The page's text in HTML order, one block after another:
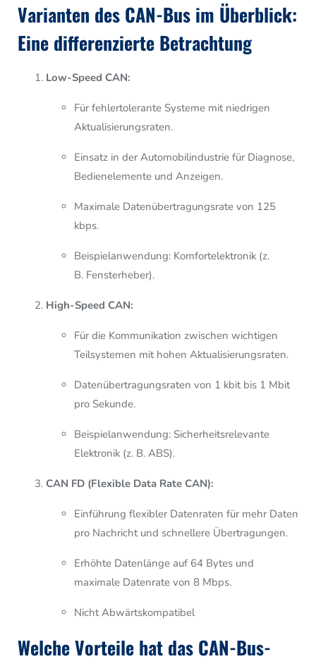
Varianten des CAN-Bus im Überblick:
Eine differenzierte Betrachtung
Low-Speed CAN:
Für fehlertolerante Systeme mit niedrigen
Aktualisierungsraten.
Einsatz in der Automobilindustrie für Diagnose,
Bedienelemente und Anzeigen.
Maximale Datenübertragungsrate von 125
kbps.
Beispielanwendung: Komfortelektronik (z.
B. Fensterheber).
High-Speed CAN:
Für die Kommunikation zwischen wichtigen
Teilsystemen mit hohen Aktualisierungsraten.
Datenübertragungsraten von 1 kbit bis 1 Mbit
pro Sekunde.
Beispielanwendung: Sicherheitsrelevante
Elektronik (z. B. ABS).
CAN FD (Flexible Data Rate CAN):
Einführung flexibler Datenraten für mehr Daten
pro Nachricht und schnellere Übertragungen.
Erhöhte Datenlänge auf 64 Bytes und
maximale Datenrate von 8 Mbps.
Nicht Abwärtskompatibel
Welche Vorteile hat das CAN-Bus-